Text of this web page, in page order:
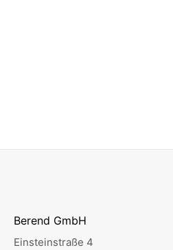
Berend GmbH
Einsteinstraße 4